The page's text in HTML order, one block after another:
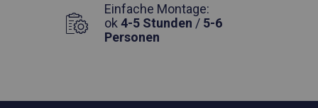
Einfache Montage:
ok 4-5 Stunden / 5-6
Personen